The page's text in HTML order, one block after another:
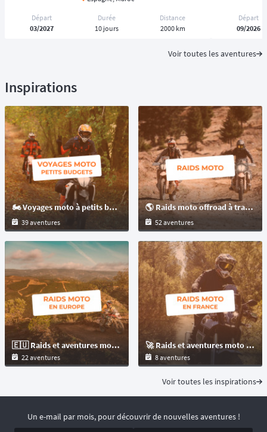
Départ
03/2027
Durée
10 jours
Distance
2000 km
Départ
09/2026
Voir toutes les aventures
Inspirations
🏍️ Voyages moto à petits budgets : raids et randonnées moto
39 aventures
🌎 Raids moto offroad à travers le monde pour les motos : trails et maxitrails !
52 aventures
🇪🇺 Raids et aventures moto offroad en Europe pour les motos : trails et maxitrails !
22 aventures
🚀 Raids et aventures moto offroad en France pour les motos trails et maxitrails !
8 aventures
Voir toutes les inspirations
Un e-mail par mois, pour découvrir de nouvelles aventures !